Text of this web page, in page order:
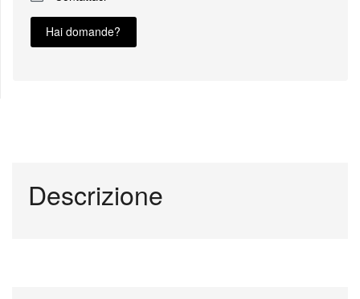
Hai domande?
Descrizione